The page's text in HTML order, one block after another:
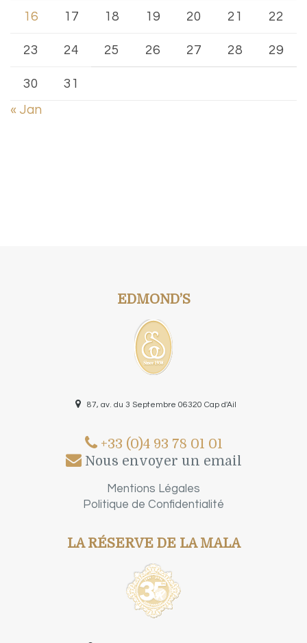
16 17 18 19 20 21 22
23 24 25 26 27 28 29
30
31
« Jan
EDMOND’S
87, av. du 3 Septembre 06320 Cap d'Ail
+33 (0)4 93 78 01 01
Nous envoyer un email
Mentions Légales
Politique de Confidentialité
LA RÉSERVE DE LA MALA